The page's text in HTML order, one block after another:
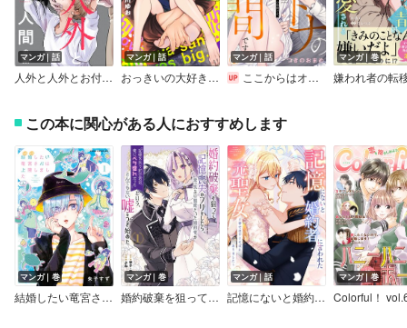
マンガ｜話
人外と人外とお付き合いしたい人間の話 分冊版
マンガ｜話
おっきいの大好きちはやさん（分冊版）
マンガ｜話
ここからはオトナの時間です。
マンガ｜巻
この本に関心がある人におすすめします
マンガ｜巻
結婚したい竜宮さんは上陸しました
マンガ｜巻
婚約破棄を狙って記憶喪失のフリをしたら、素っ気ない態度だった婚約者が「記憶を失う前の君は、俺にベタ惚れだった」という、とんでもない嘘をつき始めた（コミック）【デジタル版限定特典付き】
マンガ｜話
記憶にないと婚約者に言われた元聖女～幸せはすぐそばにありました～
マンガ｜巻
Colorful！